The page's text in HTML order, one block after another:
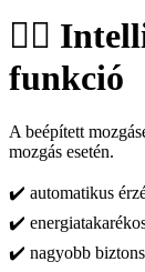
🚶‍♂️
funkció
A beépített
mozgás esetén.
✔️ automatikus
✔️
✔️ nagyobb